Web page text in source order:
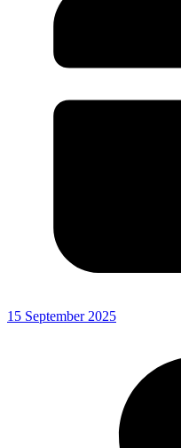
15 September 2025